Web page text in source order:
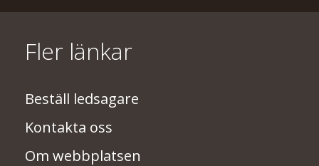
Fler länkar
Beställ ledsagare
Kontakta oss
Om webbplatsen